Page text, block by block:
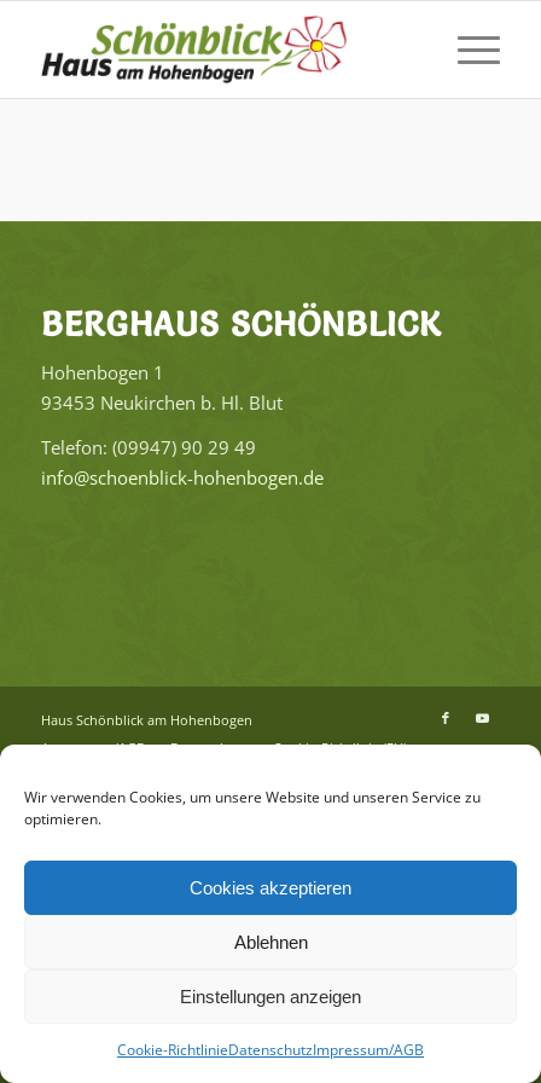
Wir verwenden Cookies, um unsere Website und unseren Service zu
optimieren.
Cookies akzeptieren
Ablehnen
Einstellungen anzeigen
Cookie-RichtlinieDatenschutzImpressum/AGB
BERG­HAUS SCHÖN­BLICK
Ho­hen­bo­gen 1
93453 Neu­kir­chen b. Hl. Blut
Te­le­fon: (09947) 90 29 49
info@​schoenblick-​hohenbogen.​de
Haus Schön­blick am Ho­hen­bo­gen
Im­pres­sum/AGB
Da­ten­schutz Coo­kie-Richt­li­nie (EU)